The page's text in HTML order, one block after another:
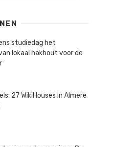
studiedag het
lokaal hakhout voor de
27 WikiHouses in Almere